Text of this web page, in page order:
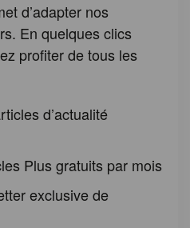
d’adapter nos
En quelques clics
profiter de tous les
d’actualité
Plus gratuits par mois
exclusive de